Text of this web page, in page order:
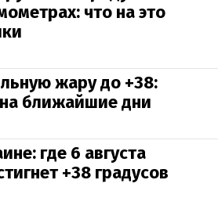
что на это
жару до +38:
ближайшие дни
где 6 августа
+38 градусов